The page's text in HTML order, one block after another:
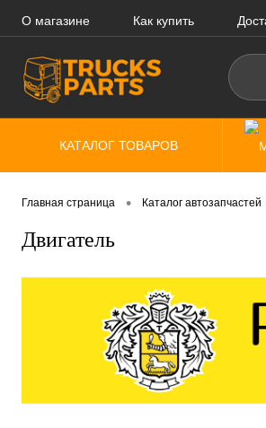
О магазине Как купить
КАТАЛОГ ТОВАРОВ
Главная страница • Каталог автозапчастей
Двигатель